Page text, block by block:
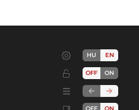
HU EN
OFF ON